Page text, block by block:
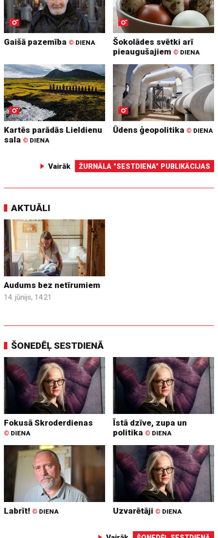
Gaišā pazemība © DIENA
Šokolādes svētki arī
pieaugušajiem © DIENA
Kartēs parādās Lieldienu
sala © DIENA
Ūdens ģeopolitika © DIENA
Vairāk ŽURNĀLA "SESTDIENA" PUBLIKĀCIJAS
AKTUĀLI
Audums bez netīrumiem
14. jūnijs, 14:21
ŠONEDĒĻ SESTDIENĀ
Fokusā Skroderdienas
© DIENA
Īstā dzīve, zupa un
politika © DIENA
Labrīt! © DIENA Uzvarētāji © DIENA